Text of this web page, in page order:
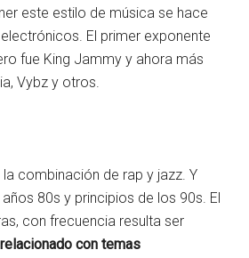
este estilo de música se hace
El primer exponente
fue King Jammy y ahora más
Vybz y otros.
combinación de rap y jazz. Y
80s y principios de los 90s. El
con frecuencia resulta ser
con temas